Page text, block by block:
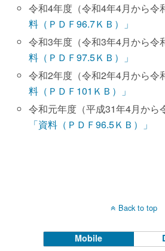
令和4年度（令和4年4月から令
料（ＰＤＦ96.7ＫＢ）」
令和3年度（令和3年4月から令
料（ＰＤＦ97.5ＫＢ）」
令和2年度（令和2年4月から令
料（ＰＤＦ101ＫＢ）」
令和元年度（平成31年4月から
「資料（ＰＤＦ96.5ＫＢ）」
Back to top
Mobile